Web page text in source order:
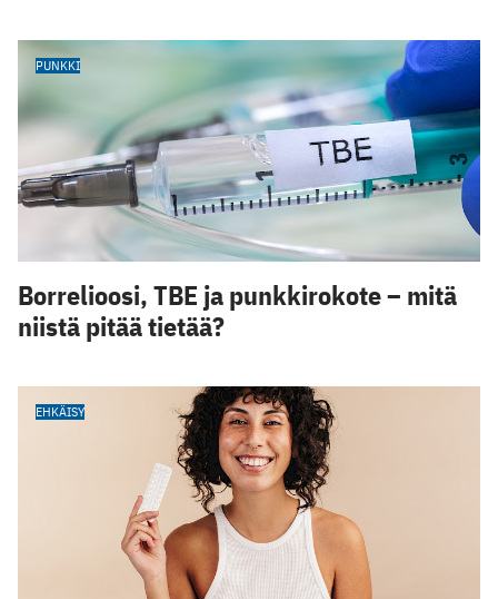
PUNKKI
Borrelioosi, TBE ja punkkirokote – mitä
niistä pitää tietää?
EHKÄISY